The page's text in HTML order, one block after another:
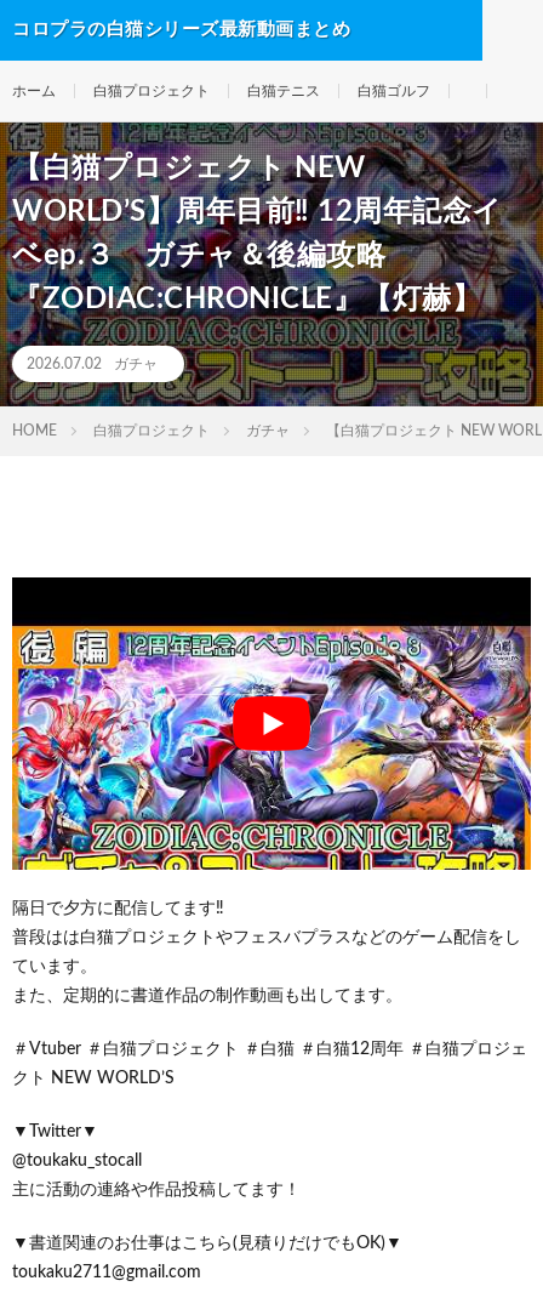
コロプラの白猫シリーズ最新動画まとめ
ホーム 白猫プロジェクト 白猫テニス 白猫ゴルフ
【白猫プロジェクト NEW
WORLD’S】周年目前‼ 12周年記念イ
ベep.３ ガチャ＆後編攻略
『ZODIAC:CHRONICLE』【灯赫】
2026.07.02 ガチャ
HOME 白猫プロジェクト ガチャ 【白猫プロジェクト NEW
隔日で夕方に配信してます‼
普段はは白猫プロジェクトやフェスバプラスなどのゲーム配信をし
ています。
また、定期的に書道作品の制作動画も出してます。
＃Vtuber ＃白猫プロジェクト ＃白猫 ＃白猫12周年 ＃白猫プロジェ
クト NEW WORLD’S
▼Twitter▼
@toukaku_stocall
主に活動の連絡や作品投稿してます！
▼書道関連のお仕事はこちら(見積りだけでもOK)▼
toukaku2711@gmail.com